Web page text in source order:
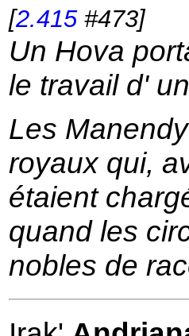
[2.415#473]
Un Hova
le travail d'
Les
royaux qui,
étaient
quand les
nobles de